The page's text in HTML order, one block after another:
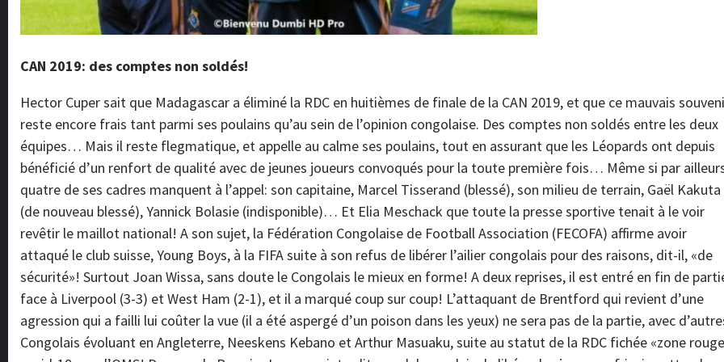
CAN 2019: des comptes non soldés!
Hector Cuper sait que Madagascar a éliminé la RDC en huitièmes de finale de la CAN 2019, et que ce mauvais
reste encore frais tant parmi ses poulains qu’au sein de l’opinion congolaise. Des comptes non soldés entre les deux
équipes… Mais il reste flegmatique, et appelle au calme ses poulains, tout en assurant que les Léopards ont depuis
bénéficié d’un renfort de qualité avec de jeunes joueurs convoqués pour la toute première fois… Même si par
quatre de ses cadres manquent à l’appel: son capitaine, Marcel Tisserand (blessé), son milieu de terrain, Gaël Kakuta
(de nouveau blessé), Yannick Bolasie (indisponible)… Et Elia Meschack que toute la presse sportive tenait à le voir
revêtir le maillot national! A son sujet, la Fédération Congolaise de Football Association (FECOFA) affirme avoir
attaqué le club suisse, Young Boys, à la FIFA suite à son refus de libérer l’ailier congolais pour des raisons, dit-il, «de
sécurité»! Surtout Joan Wissa, sans doute le Congolais le mieux en forme! A deux reprises, il est entré en fin de
face à Liverpool (3-3) et West Ham (2-1), et il a marqué coup sur coup! L’attaquant de Brentford qui revient d’une
agression qui a failli lui coûter la vue (il a été aspergé d’un poison dans les yeux) ne sera pas de la partie, avec
Congolais évoluant en Angleterre, Neeskens Kebano et Arthur Masuaku, suite au statut de la RDC fichée «zone rouge